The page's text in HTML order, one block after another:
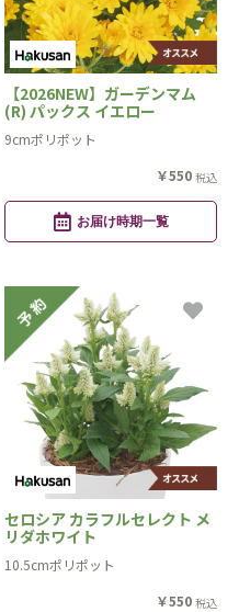
【2026NEW】ガーデンマム
(R) パックス イエロー
9cmポリポット
￥550 税込
お届け時期一覧
セロシア カラフルセレクト メ
リダホワイト
10.5cmポリポット
￥550 税込